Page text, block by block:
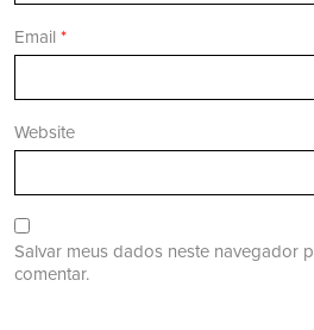
Email *
Website
Salvar meus dados neste navegador
comentar.